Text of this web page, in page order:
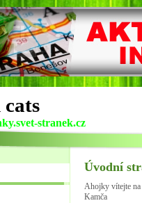
stranek.cz
Úvodní
Ahojky vítejte na
Kamča